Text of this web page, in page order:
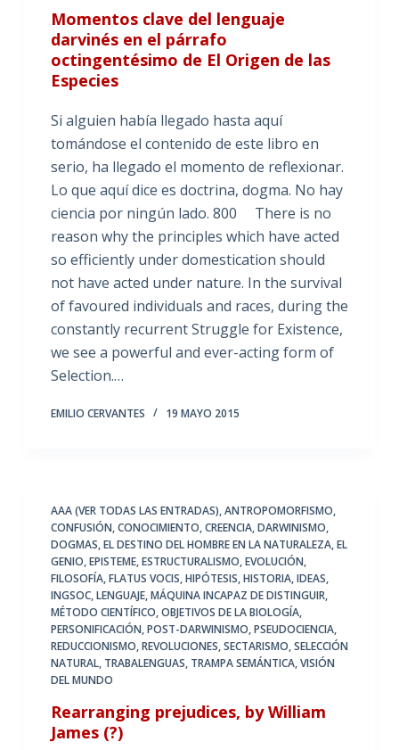
Momentos clave del lenguaje
darvinés en el párrafo
octingentésimo de El Origen de las
Especies
Si alguien había llegado hasta aquí
tomándose el contenido de este libro en
serio, ha llegado el momento de reflexionar.
Lo que aquí dice es doctrina, dogma. No hay
ciencia por ningún lado. 800 There is no
reason why the principles which have acted
so efficiently under domestication should
not have acted under nature. In the survival
of favoured individuals and races, during the
constantly recurrent Struggle for Existence,
we see a powerful and ever-acting form of
Selection.…
EMILIO CERVANTES 19 MAYO 2015
AAA (VER TODAS LAS ENTRADAS),ANTROPOMORFISMO,
CONFUSIÓN,CONOCIMIENTO,CREENCIA,DARWINISMO,
DOGMAS,EL DESTINO DEL HOMBRE EN LA NATURALEZA,EL
GENIO,EPISTEME,ESTRUCTURALISMO,EVOLUCIÓN,
FILOSOFÍA,FLATUS VOCIS,HIPÓTESIS,HISTORIA,IDEAS,
INGSOC,LENGUAJE,MÁQUINA INCAPAZ DE DISTINGUIR,
MÉTODO CIENTÍFICO,OBJETIVOS DE LA BIOLOGÍA,
PERSONIFICACIÓN,POST-DARWINISMO,PSEUDOCIENCIA,
REDUCCIONISMO,REVOLUCIONES,SECTARISMO,SELECCIÓN
NATURAL, TRABALENGUAS, TRAMPA SEMÁNTICA,VISIÓN
DEL MUNDO
Rearranging prejudices, by William
James (?)